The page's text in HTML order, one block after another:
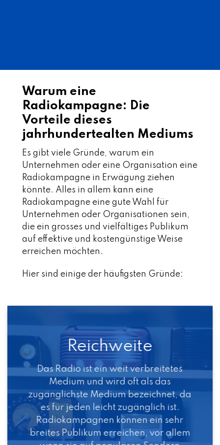
Warum eine
Radiokampagne: Die
Vorteile dieses
jahrhundertealten Mediums
Es gibt viele Gründe, warum ein
Unternehmen oder eine Organisation eine
Radiokampagne in Erwägung ziehen
könnte. Alles in allem kann eine
Radiokampagne eine gute Wahl für
Unternehmen oder Organisationen sein,
die ein grosses und vielfältiges Publikum
auf effektive und kostengünstige Weise
erreichen möchten.
Hier sind einige der häufigsten Gründe:
Reichweite
Das Radio ist ein weit verbreitetes
Medium und wird oft als das
zugänglichste Medium bezeichnet, da
es für jeden leicht zugänglich ist.
Radiokampagnen können ein sehr
breites Publikum erreichen, vor allem